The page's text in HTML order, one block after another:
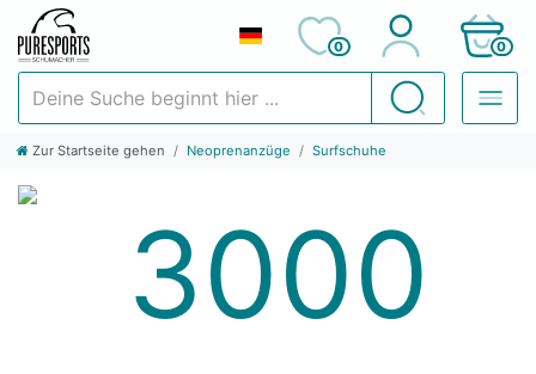
Suchen
0 0
Zur Startseite gehen Neoprenanzüge Surfschuhe